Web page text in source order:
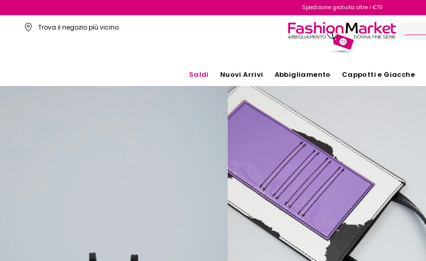
Reso facile e veloce
Spedizione gratuita oltre i €70
Trova il negozio più vicino
Saldi Nuovi Arrivi Abbigliamento Cappotti e Giacche